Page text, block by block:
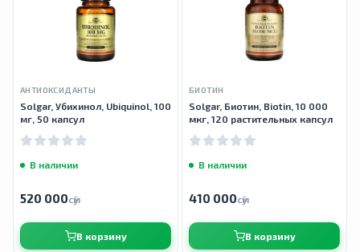
АНТИОКСИДАНТЫ
Solgar, Убихинол, Ubiquinol, 100
мг, 50 капсул
В наличии
520 000сӯм
В корзину
БИОТИН
Solgar, Биотин, Biotin, 10 000
мкг, 120 растительных капсул
В наличии
410 000сӯм
В корзину